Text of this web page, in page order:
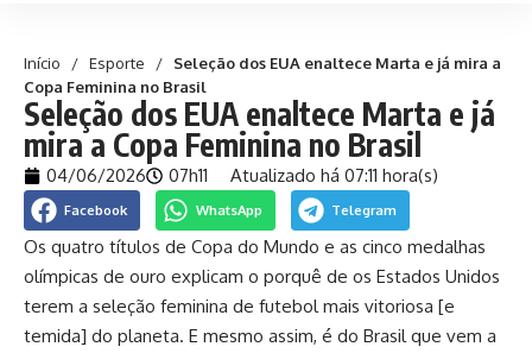
Início / Esporte /
Seleção dos EUA enaltece Marta e já mira a
Copa Feminina no Brasil
Seleção dos EUA enaltece Marta e já
mira a Copa Feminina no Brasil
04/06/2026 07h11 Atualizado há 07:11 hora(s)
Facebook WhatsApp Telegram
Os quatro títulos de Copa do Mundo e as cinco medalhas
olímpicas de ouro explicam o porquê de os Estados Unidos
terem a seleção feminina de futebol mais vitoriosa [e
temida] do planeta. E mesmo assim, é do Brasil que vem a